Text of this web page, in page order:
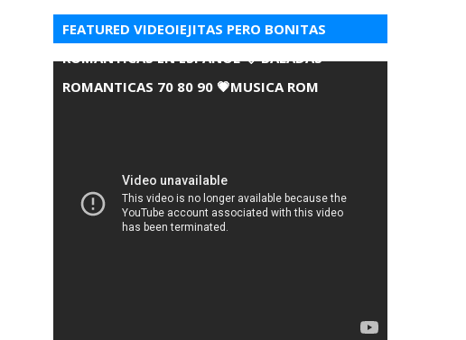
FEATURED VIDEOIEJITAS PERO BONITAS
ROMANTICAS EN ESPANOL 💘 BALADAS
ROMANTICAS 70 80 90 💗MUSICA ROM